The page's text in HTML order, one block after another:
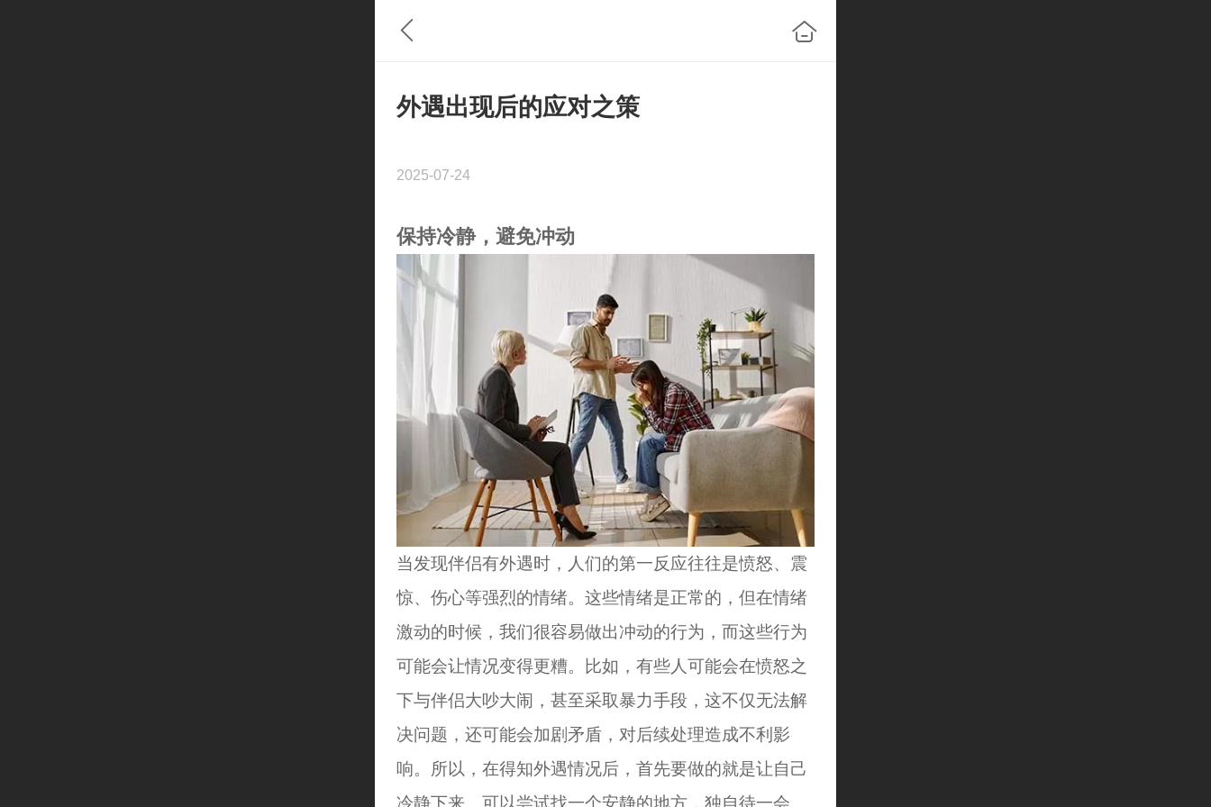
外遇出现后的应对之策
2025-07-24
保持冷静，避免冲动
当发现伴侣有外遇时，人们的第一反应往往是愤怒、震
惊、伤心等强烈的情绪。这些情绪是正常的，但在情绪
激动的时候，我们很容易做出冲动的行为，而这些行为
可能会让情况变得更糟。比如，有些人可能会在愤怒之
下与伴侣大吵大闹，甚至采取暴力手段，这不仅无法解
决问题，还可能会加剧矛盾，对后续处理造成不利影
响。所以，在得知外遇情况后，首先要做的就是让自己
冷静下来。可以尝试找一个安静的地方，独自待一会